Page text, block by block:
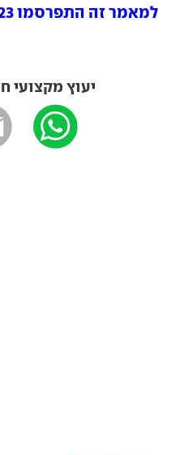
למאמר זה התפרסמו 23 תגובות
יעוץ מקצועי